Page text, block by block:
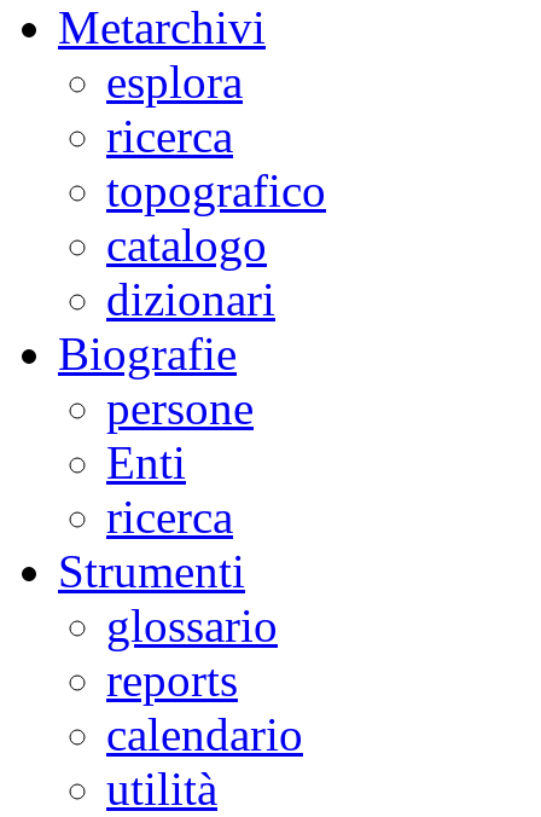
Metarchivi
esplora
ricerca
topografico
catalogo
dizionari
Biografie
persone
Enti
ricerca
Strumenti
glossario
reports
calendario
utilità